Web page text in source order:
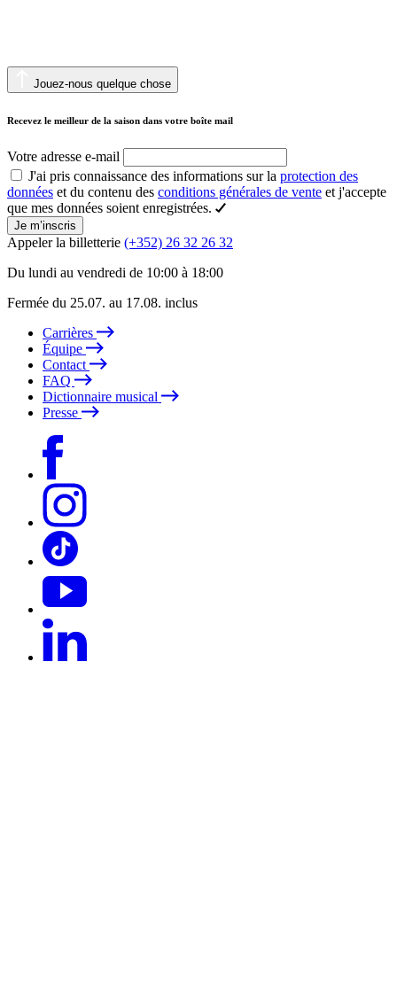
Jouez-nous quelque chose
Recevez le meilleur de la saison dans votre boîte mail
Votre adresse e-mail
J'ai pris connaissance des informations sur la protection des
données et du contenu des conditions générales de vente et j'accepte
que mes données soient enregistrées.
Je m’inscris
Appeler la billetterie (+352) 26 32 26 32
Du lundi au vendredi de 10:00 à 18:00
Fermée du 25.07. au 17.08. inclus
Carrières
Équipe
Contact
FAQ
Dictionnaire musical
Presse